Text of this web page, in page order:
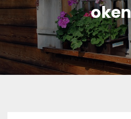
oken